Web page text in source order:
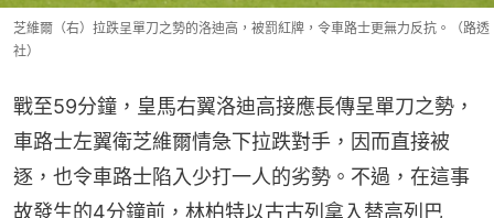
芝維爾（右）拉跌呈單刀之勢的洛迪高，被罰紅牌，令車路士更無力反抗。（路透
社）
戰至59分鐘，皇馬右翼洛迪高接應長傳呈單刀之勢，
車路士左翼衛芝維爾情急下拉跌對手，因而直接被
逐，也令車路士陷入少打一人的劣勢。不過，在這事
故發生的4分鐘前，林柏特以古古列拿入替高列巴